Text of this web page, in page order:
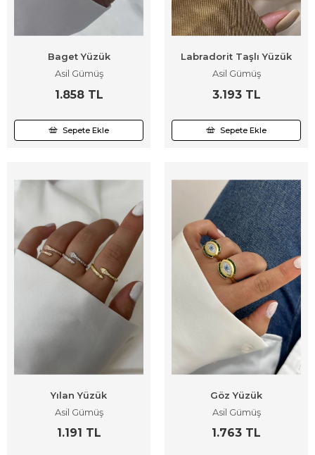
Baget Yüzük
Asil Gümüş
1.858 TL
Sepete Ekle
Labradorit Taşlı Yüzük
Asil Gümüş
3.193 TL
Sepete Ekle
Yılan Yüzük
Asil Gümüş
1.191 TL
Göz Yüzük
Asil Gümüş
1.763 TL